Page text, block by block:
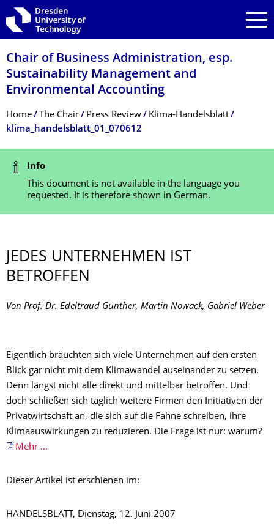
Skip to main navigation
Skip to search
Skip to content
Chair of Business Administration, esp.
Sustainability Management and
Environmental Accounting
Breadcrumb Menu
Home The Chair Press Review
Klima-Handelsblatt
klima_handelsblatt_01_070612
Status Message
Info
This document is not available in the language you
requested. It is therefore shown in German.
JEDES UNTERNEHMEN IST
BETROFFEN
Von Prof. Dr. Edeltraud Günther, Martin Nowack, Gabriel Weber
Eigentlich bräuchten sich viele Unternehmen auf den ersten
Blick gar nicht mit dem Klimawandel auseinander zu setzen.
Denn längst nicht alle direkt und mittelbar betroffen. Und
doch schließen sich täglich weitere Firmen den Initiativen der
Privatwirtschaft an, die sich auf die Fahne schreiben, ihre
Klimaauswirkungen zu reduzieren. Die Frage ist nur: warum?
Mehr ...
Dieser Artikel ist erschienen im:
HANDELSBLATT, Dienstag, 12. Juni 2007